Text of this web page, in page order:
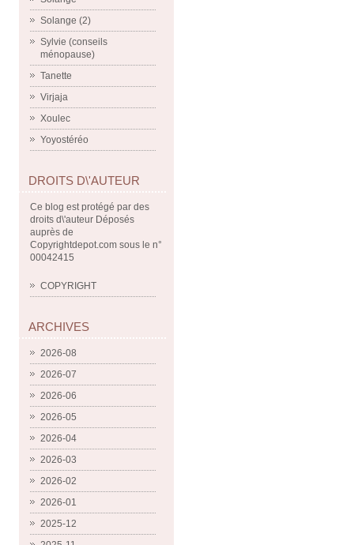
Solange (2)
Sylvie (conseils
ménopause)
Tanette
Virjaja
Xoulec
Yoyostéréo
DROITS D\'AUTEUR
Ce blog est protégé par des
droits d\'auteur Déposés
auprès de
Copyrightdepot.com sous le n°
00042415
COPYRIGHT
ARCHIVES
2026-08
2026-07
2026-06
2026-05
2026-04
2026-03
2026-02
2026-01
2025-12